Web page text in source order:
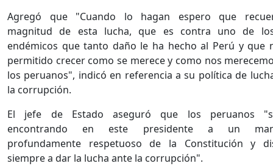
Agregó que "Cuando lo hagan espero que
magnitud de esta lucha, que es contra uno de
endémicos que tanto daño le ha hecho al Perú y que
permitido crecer como se merece y como nos
los peruanos", indicó en referencia a su política de
la corrupción.
El jefe de Estado aseguró que los peruanos
encontrando en este presidente a un
profundamente respetuoso de la Constitución y
siempre a dar la lucha ante la corrupción".